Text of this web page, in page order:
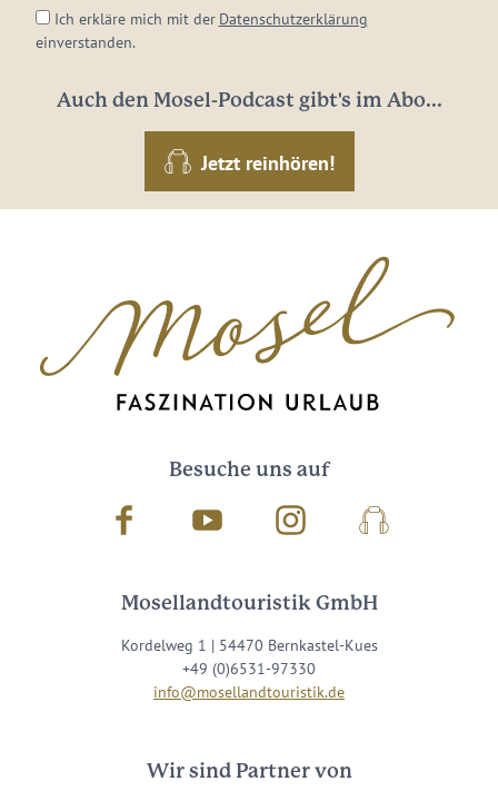
Ich erkläre mich mit der Datenschutzerklärung
einverstanden.
Auch den Mosel-Podcast gibt's im Abo...
Jetzt reinhören!
Besuche uns auf
Facebook Youtube InstagramPodcast
Mosellandtouristik GmbH
Kordelweg 1 | 54470 Bernkastel-Kues
+49 (0)6531-97330
info@mosellandtouristik.de
Wir sind Partner von